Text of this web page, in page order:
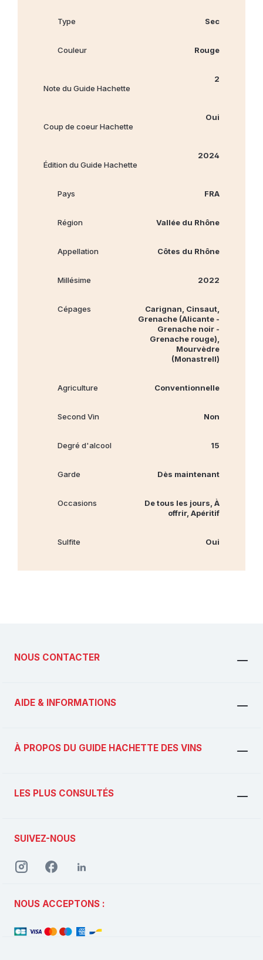
Type Sec
Couleur Rouge
Note du Guide Hachette
2
Coup de coeur Hachette
Oui
Édition du Guide Hachette
2024
Pays FRA
Région Vallée du Rhône
Appellation Côtes du Rhône
Millésime 2022
Cépages
Carignan, Cinsaut,
Grenache (Alicante -
Grenache noir -
Grenache rouge),
Mourvèdre
(Monastrell)
Agriculture Conventionnelle
Second Vin Non
Degré d'alcool 15
Garde Dès maintenant
Occasions
De tous les jours, À
offrir, Apéritif
Sulfite Oui
NOUS CONTACTER
AIDE & INFORMATIONS
À PROPOS DU GUIDE HACHETTE DES VINS
LES PLUS CONSULTÉS
SUIVEZ-NOUS
NOUS ACCEPTONS :